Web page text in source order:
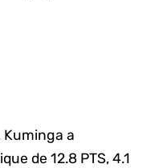
a
de 12.8 PTS, 4.1